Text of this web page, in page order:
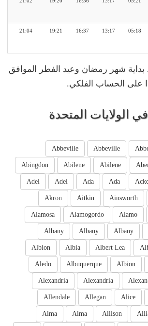
05:18
13:17
16:37
19:21
21:04
بداية شهر رمضان وعيد الفطر الموافق
على الحساب الفلكي.
الولايات المتحدة
Abbeville
Abbeville
Abilene
Abilene
Abingdon
Ada
Ada
Adel
Adel
Ainsworth
Aitkin
Akron
Alamo
Alamogordo
Alamosa
Albany
Albany
Albany
Albert Lea
Albia
Albion
Albion
Albuquerque
Aledo
Alexandria
Alexandria
Alice
Allegan
Allendale
Allison
Alma
Alma